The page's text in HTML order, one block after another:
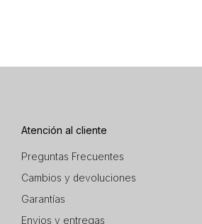
Atención al cliente
Preguntas Frecuentes
Cambios y devoluciones
Garantías
Envios y entregas